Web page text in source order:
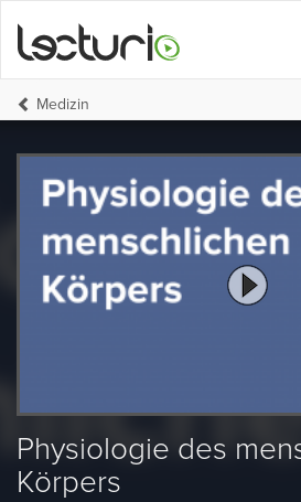
Medizin
Physiologie des
Körpers